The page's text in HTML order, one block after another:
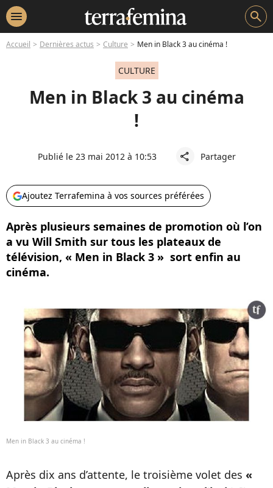
menu search
Accueil Dernières actus Culture Men in Black 3 au cinéma !
CULTURE
Men in Black 3 au cinéma
!
Publié le 23 mai 2012 à 10:53 share Partager
Ajoutez Terrafemina à vos sources préférées
Après plusieurs semaines de promotion où l’on
a vu Will Smith sur tous les plateaux de
télévision, « Men in Black 3 » sort enfin au
cinéma.
Men in Black 3 au cinéma !
Après dix ans d’attente, le troisième volet des «